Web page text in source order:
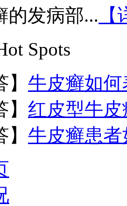
的发病部...
Spots
牛皮癣如
红皮型牛
牛皮癣患